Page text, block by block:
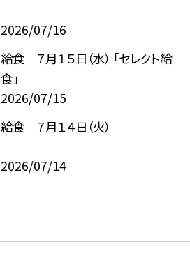
2026/07/16
給食 ７月１５日（水） 「セレクト給
食」
2026/07/15
給食 ７月１４日（火）
2026/07/14